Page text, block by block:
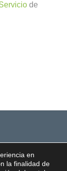
de
en
la finalidad de